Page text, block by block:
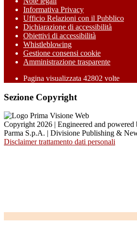
Informativa Privacy
Ufficio Relazioni con il Pubblico
Dichiarazione di accessibilità
Obiettivi di accessibilità
Whistleblowing
Gestione consensi cookie
Amministrazione trasparente
Pagina visualizzata 42802 volte
Sezione Copyright
Copyright 2026 | Engineered and
Parma S.p.A. | Divisione Publishing &
Disclaimer trattamento dati personali